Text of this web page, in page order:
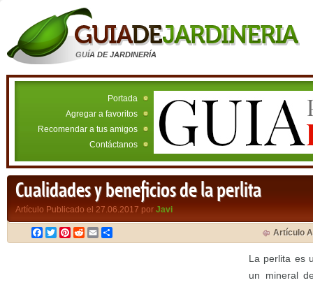
GUÍA DE JARDINERÍA
Portada
Agregar a favoritos
Recomendar a tus amigos
Contáctanos
Cualidades y beneficios de la perlita
Artículo Publicado el 27.06.2017 por Javi
Facebook
TwitterPinterest
RedditEmail Artículo
La perlita es
un mineral